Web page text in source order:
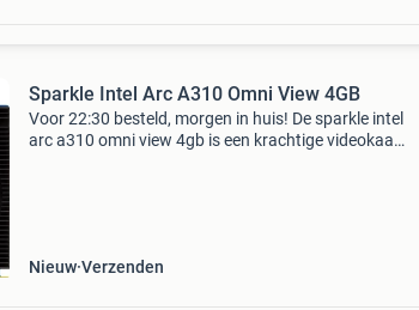
Sparkle Intel Arc A310 Omni View 4GB
Voor 22:30 besteld, morgen in huis! De sparkle intel
arc a310 omni view 4gb is een krachtige videokaart
Nieuw Verzenden